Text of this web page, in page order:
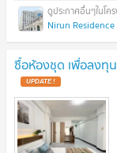
Nirun
ซื้อห้องชุด เพื่อลงทุ
UPDATE !